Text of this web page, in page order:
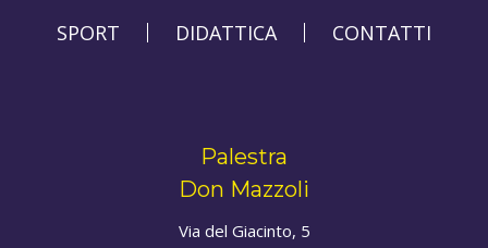
SPORT
DIDATTICA CONTATTI
Palestra
Don Mazzoli
Via del Giacinto, 5